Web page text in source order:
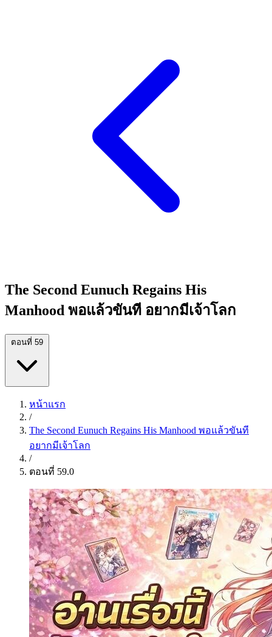
The Second Eunuch Regains His
Manhood พอแล้วขันที อยากมีเจ้าโลก
ตอนที่ 59
หน้าแรก
/
The Second Eunuch Regains His Manhood พอแล้วขันที
อยากมีเจ้าโลก
/
ตอนที่ 59.0